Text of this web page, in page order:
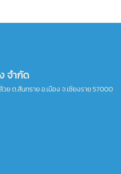
จำกัด
วย ต.สันทราย อ.เมือง จ.เชียงราย 57000